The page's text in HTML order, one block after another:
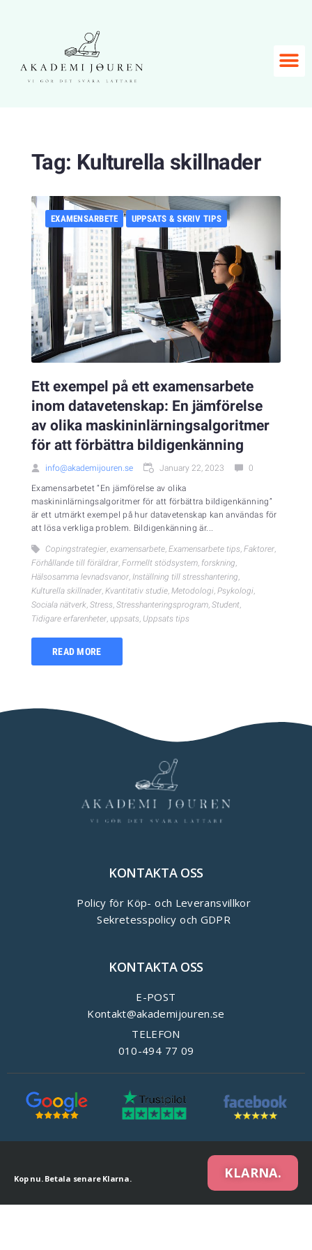
Tag: Kulturella skillnader
EXAMENSARBETE UPPSATS & SKRIV TIPS
Ett exempel på ett examensarbete
inom datavetenskap: En jämförelse
av olika maskininlärningsalgoritmer
för att förbättra bildigenkänning
info@akademijouren.se January 22, 2023 0
Examensarbetet “En jämförelse av olika
maskininlärningsalgoritmer för att förbättra bildigenkänning”
är ett utmärkt exempel på hur datavetenskap kan användas för
att lösa verkliga problem. Bildigenkänning är...
Copingstrategier, examensarbete, Examensarbete tips, Faktorer,
Förhållande till föräldrar, Formellt stödsystem, forskning,
Hälsosamma levnadsvanor, Inställning till stresshantering,
Kulturella skillnader, Kvantitativ studie, Metodologi, Psykologi,
Sociala nätverk, Stress, Stresshanteringsprogram, Student,
Tidigare erfarenheter, uppsats, Uppsats tips
READ MORE
KONTAKTA OSS
Policy för Köp- och Leveransvillkor
Sekretesspolicy och GDPR
KONTAKTA OSS
E-POST
Kontakt@akademijouren.se
TELEFON
010-494 77 09
Kop nu. Betala senare Klarna. KLARNA.